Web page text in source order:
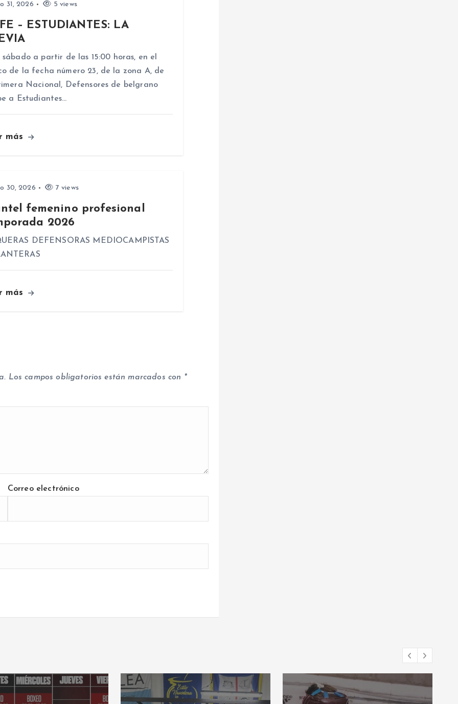
31, 2026 5 views
– ESTUDIANTES: LA
sábado a partir de las 15:00 horas, en el
de la fecha número 23, de la zona A, de
Nacional, Defensores de belgrano
a Estudiantes…
más
30, 2026 7 views
femenino profesional
2026
DEFENSORAS MEDIOCAMPISTAS
más
Los campos obligatorios están marcados con *
Correo electrónico